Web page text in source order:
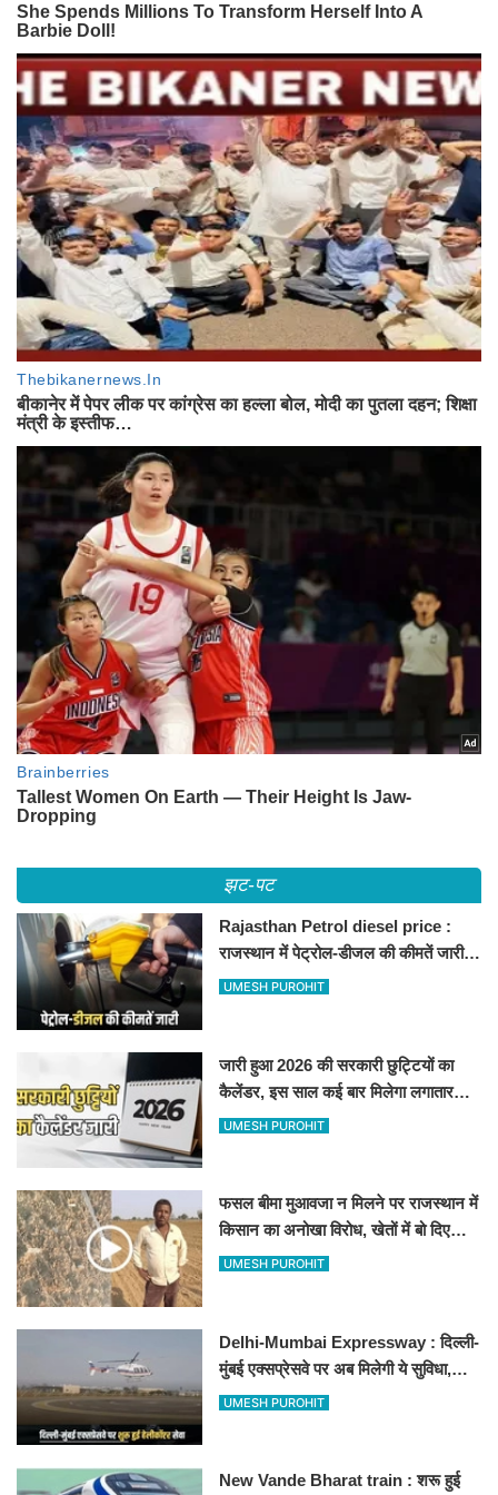
झट-पट
Rajasthan Petrol diesel price :
राजस्थान में पेट्रोल-डीजल की कीमतें जारी,
जानिए बीकानेर समेत पुरे प्रदेश में नए रेट
UMESH PUROHIT
जारी हुआ 2026 की सरकारी छुट्टियों का
कैलेंडर, इस साल कई बार मिलेगा लगातार
अवकाश, देखें
UMESH PUROHIT
फसल बीमा मुआवजा न मिलने पर राजस्थान में
किसान का अनोखा विरोध, खेतों में बो दिए
500-500 रुपए के नोट, वीडियो वायरल
UMESH PUROHIT
Delhi-Mumbai Expressway : दिल्ली-
मुंबई एक्सप्रेसवे पर अब मिलेगी ये सुविधा,
हेलीकॉप्टर सर्विस से तुरंत घायल पहुंचेगा
UMESH PUROHIT
New Vande Bharat train : शरू हुई